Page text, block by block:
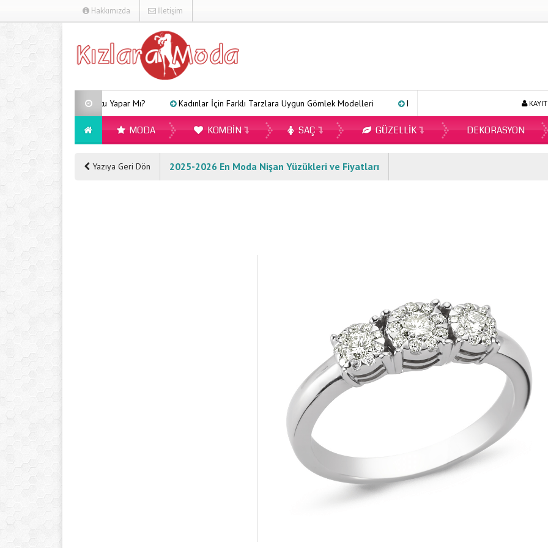
Hakkımızda İletişim
Arveles Uyku Yapar Mı? Kadınlar İçin Farklı Tarzlara Uygun Gömlek Modelleri Ecopirin Reçetesiz Alınır Mı 2026?
MODA KOMBIN SAÇ GÜZELLIK DEKORASYON
Yazıya Geri Dön 2025-2026 En Moda Nişan Yüzükleri ve Fiyatları